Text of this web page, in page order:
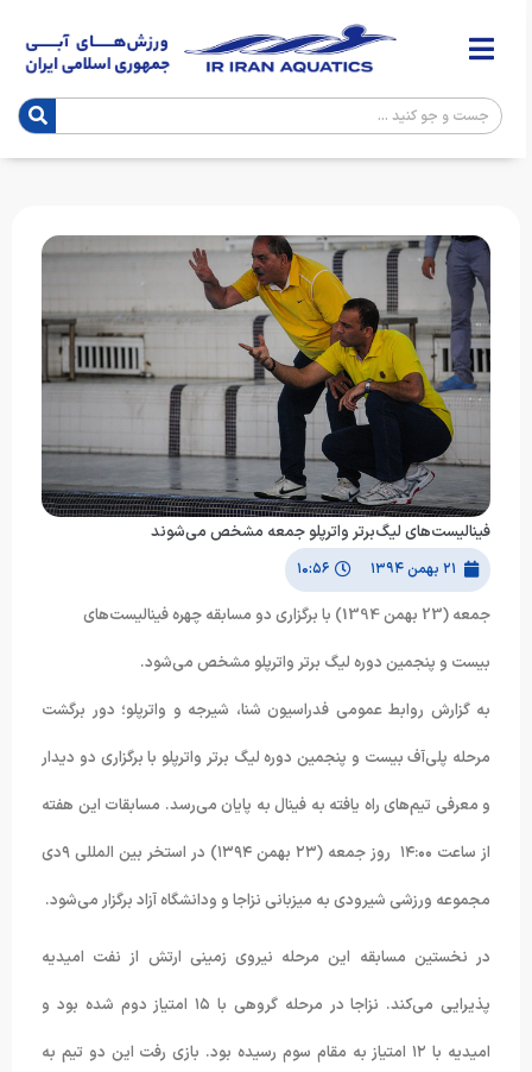
فینالیست‌های لیگ‌برتر واترپلو جمعه مشخص می‌شوند
۲۱ بهمن ۱۳۹۴ ۱۰:۵۶
جمعه (23 بهمن 1394) با برگزاری دو مسابقه چهره فینالیست‌های
بیست و پنجمین دوره لیگ برتر واترپلو مشخص می‌شود.
به گزارش روابط عمومی فدراسیون شنا، شیرجه و واترپلو؛ دور برگشت
مرحله پلی‌آف بیست و پنجمین دوره لیگ برتر واترپلو با برگزاری دو دیدار
و معرفی تیم‌های راه یافته به فینال به پایان می‌رسد. مسابقات این هفته
از ساعت ۱۴:۰۰ روز جمعه (۲۳ بهمن ۱۳۹۴) در استخر بین المللی ۹دی
مجموعه ورزشی شیرودی به میزبانی نزاجا و ودانشگاه آزاد برگزار می‌شود.
در نخستین مسابقه این مرحله نیروی زمینی ارتش از نفت امیدیه
پذیرایی می‌کند. نزاجا در مرحله گروهی با ۱۵ امتیاز دوم شده بود و
امیدیه با ۱۲ امتیاز به مقام سوم رسیده بود. بازی رفت این دو تیم به